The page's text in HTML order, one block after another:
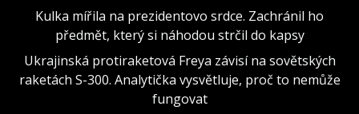
Kulka mířila na prezidentovo srdce. Zachránil ho
předmět, který si náhodou strčil do kapsy
Ukrajinská protiraketová Freya závisí na sovětských
raketách S-300. Analytička vysvětluje, proč to nemůže
fungovat